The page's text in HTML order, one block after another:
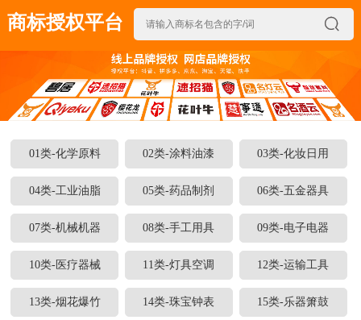
商标授权平台 
01类-化学原料 02类-涂料油漆 03类-化妆日用
04类-工业油脂 05类-药品制剂 06类-五金器具
07类-机械机器 08类-手工用具 09类-电子电器
10类-医疗器械 11类-灯具空调 12类-运输工具
13类-烟花爆竹 14类-珠宝钟表 15类-乐器箫鼓